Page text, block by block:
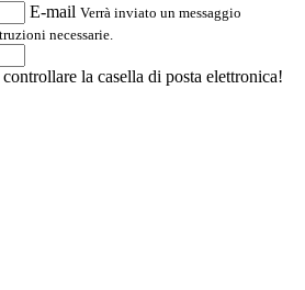
E-mail Verrà inviato un messaggio
necessarie.
la casella di posta elettronica!